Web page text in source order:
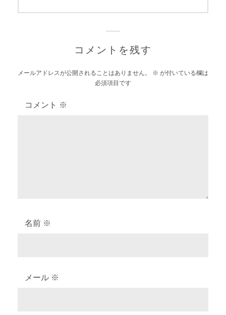
ナ
ー
コメントを残す
メールアドレスが公開されることはありません。 ※ が付いている欄は
必須項目です
コメント ※
名前 ※
メール ※